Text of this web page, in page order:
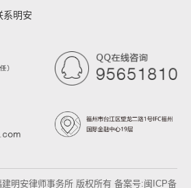
系明安
明安律师事务所 版权所有 备案号:闽ICP备